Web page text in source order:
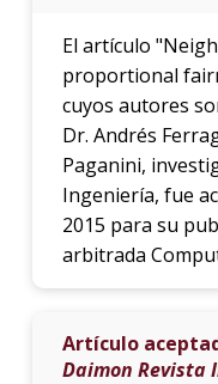
El artículo
proportional
cuyos autores
Dr. Andrés
Paganini,
Ingeniería, fue
2015 para su
arbitrada
Artículo
Daimon Revista